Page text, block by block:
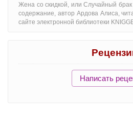
Жена со скидкой, или Случайный
содержание, автор Ардова Алиса,
сайте электронной библиотеки
Написать